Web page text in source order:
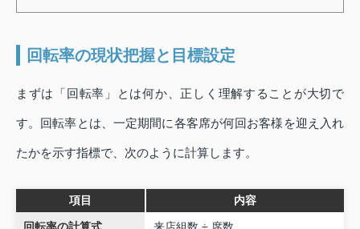
回転率の現状把握と目標設定
まずは「回転率」とは何か、正しく理解することが大切で
す。回転率とは、一定期間に各客席が何回お客様を迎え入れ
たかを示す指標で、次のように計算します。
項目 内容